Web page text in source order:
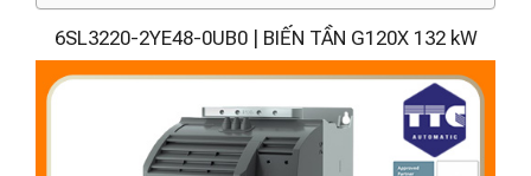
6SL3220-2YE48-0UB0 | BIẾN TẦN G120X 132 kW